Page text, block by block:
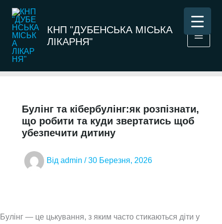
вмісту
КНП "ДУБЕНСЬКА МІСЬКА
ЛІКАРНЯ"
Булінг та кібербулінг:як розпізнати,
що робити та куди звертатись щоб
убезпечити дитину
Від admin /30 Березня, 2026
Булінг — це цькування, з яким часто стикаються діти у